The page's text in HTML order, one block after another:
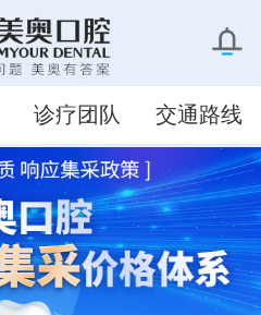
诊疗团队 交通路线